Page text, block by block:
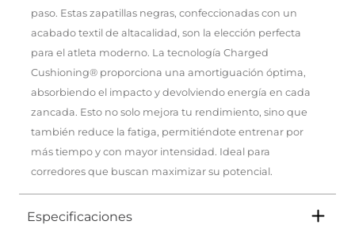
paso. Estas zapatillas negras, confeccionadas con un
acabado textil de altacalidad, son la elección perfecta
para el atleta moderno. La tecnología Charged
Cushioning® proporciona una amortiguación óptima,
absorbiendo el impacto y devolviendo energía en cada
zancada. Esto no solo mejora tu rendimiento, sino que
también reduce la fatiga, permitiéndote entrenar por
más tiempo y con mayor intensidad. Ideal para
corredores que buscan maximizar su potencial.
Especificaciones